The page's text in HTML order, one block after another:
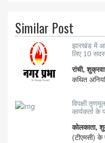
Similar Post
झारखंड में
लिए 10
रांची,
कथित
विपक्षी
कार्यकर्ता
कोलकाता,
(टीएमसी)